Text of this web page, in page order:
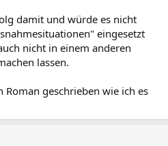
damit und würde es nicht
eingesetzt
nicht in einem anderen
lassen.
Roman geschrieben wie ich es